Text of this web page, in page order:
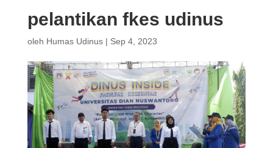
pelantikan fkes udinus
oleh Humas Udinus| Sep 4, 2023